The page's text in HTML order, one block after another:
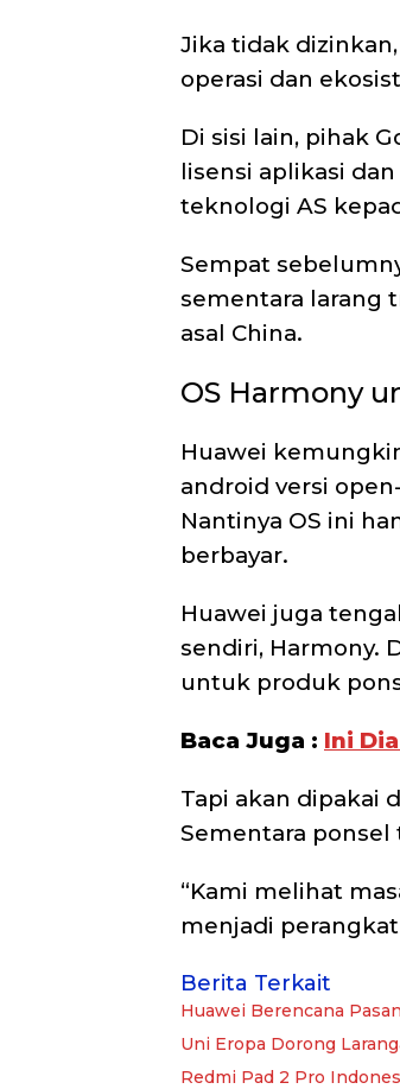
Jika tidak
operasi dan
Di sisi lain, pihak
lisensi aplikasi
teknologi AS
Sempat
sementara larang
asal China.
OS Harmony
Huawei
android versi
Nantinya OS ini
berbayar.
Huawei juga
sendiri, Harmony.
untuk produk
Baca Juga : Ini
Tapi akan dipakai
Sementara
“Kami melihat
menjadi
Berita Terkait
Huawei Berencana
Uni Eropa Dorong
Redmi Pad 2 Pro